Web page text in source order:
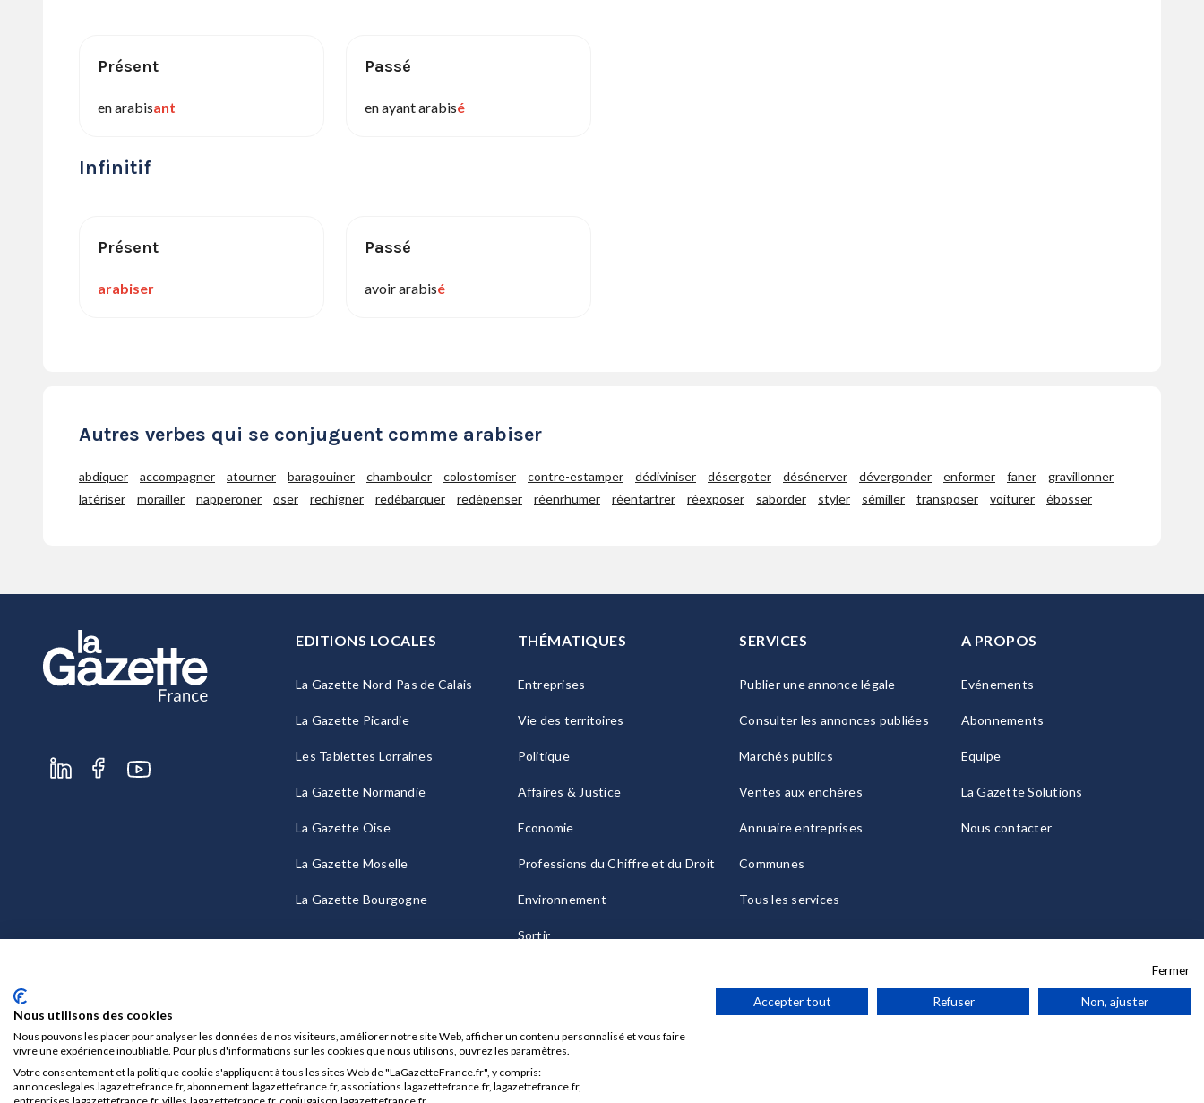
Présent
en arabisant
Passé
en ayant arabisé
Infinitif
Présent
arabiser
Passé
avoir arabisé
Autres verbes qui se conjuguent comme arabiser
abdiquer accompagner atourner baragouiner chambouler colostomiser contre-estamper dédiviniser désergoter désénerver dévergonder enformer faner
gravillonner
latériser
morailler napperoner oser rechigner redébarquer redépenser réenrhumer réentartrer réexposer saborder styler sémiller transposer voiturer ébosser
EDITIONS LOCALES
La Gazette Nord-Pas de Calais
La Gazette Picardie
Les Tablettes Lorraines
La Gazette Normandie
La Gazette Oise
La Gazette Moselle
La Gazette Bourgogne
THÉMATIQUES
Entreprises
Vie des territoires
Politique
Affaires & Justice
Economie
Professions du Chiffre et du Droit
Environnement
Sortir
SERVICES
Publier une annonce légale
Consulter les annonces publiées
Marchés publics
Ventes aux enchères
Annuaire entreprises
Communes
Tous les services
A PROPOS
Evénements
Abonnements
Equipe
La Gazette Solutions
Nous contacter
Mentions légales CGU/CGV Données personnelles Charte sur les cookies
Fermer
Nous utilisons des cookies
Nous pouvons les placer pour analyser les données de nos visiteurs, améliorer notre site Web, afficher un contenu personnalisé et vous faire
vivre une expérience inoubliable. Pour plus d'informations sur les cookies que nous utilisons, ouvrez les paramètres.
Votre consentement et la politique cookie s'appliquent à tous les sites Web de "LaGazetteFrance.fr", y compris:
annonceslegales.lagazettefrance.fr, abonnement.lagazettefrance.fr, associations.lagazettefrance.fr, lagazettefrance.fr,
Accepter tout Refuser Non, ajuster